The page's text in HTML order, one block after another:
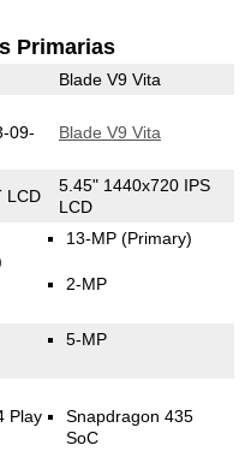
Primarias
Blade V9 Vita
09-
Blade V9 Vita
LCD
5.45" 1440x720 IPS
LCD
13-MP (Primary)
2-MP
5-MP
Play
Snapdragon 435
SoC